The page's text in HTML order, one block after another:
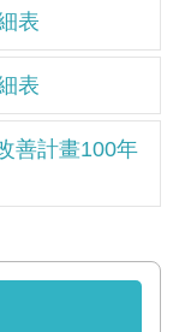
表
表
善計畫100年